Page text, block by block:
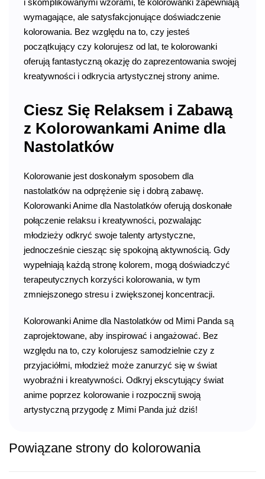
wymagające, ale satysfakcjonujące doświadczenie
kolorowania. Bez względu na to, czy jesteś
początkujący czy kolorujesz od lat, te kolorowanki
oferują fantastyczną okazję do zaprezentowania swojej
kreatywności i odkrycia artystycznej strony anime.
Ciesz Się Relaksem i Zabawą
z Kolorowankami Anime dla
Nastolatków
Kolorowanie jest doskonałym sposobem dla
nastolatków na odprężenie się i dobrą zabawę.
Kolorowanki Anime dla Nastolatków oferują doskonałe
połączenie relaksu i kreatywności, pozwalając
młodzieży odkryć swoje talenty artystyczne,
jednocześnie ciesząc się spokojną aktywnością. Gdy
wypełniają każdą stronę kolorem, mogą doświadczyć
terapeutycznych korzyści kolorowania, w tym
zmniejszonego stresu i zwiększonej koncentracji.
Kolorowanki Anime dla Nastolatków od Mimi Panda są
zaprojektowane, aby inspirować i angażować. Bez
względu na to, czy kolorujesz samodzielnie czy z
przyjaciółmi, młodzież może zanurzyć się w świat
wyobraźni i kreatywności. Odkryj ekscytujący świat
anime poprzez kolorowanie i rozpocznij swoją
artystyczną przygodę z Mimi Panda już dziś!
Powiązane strony do kolorowania